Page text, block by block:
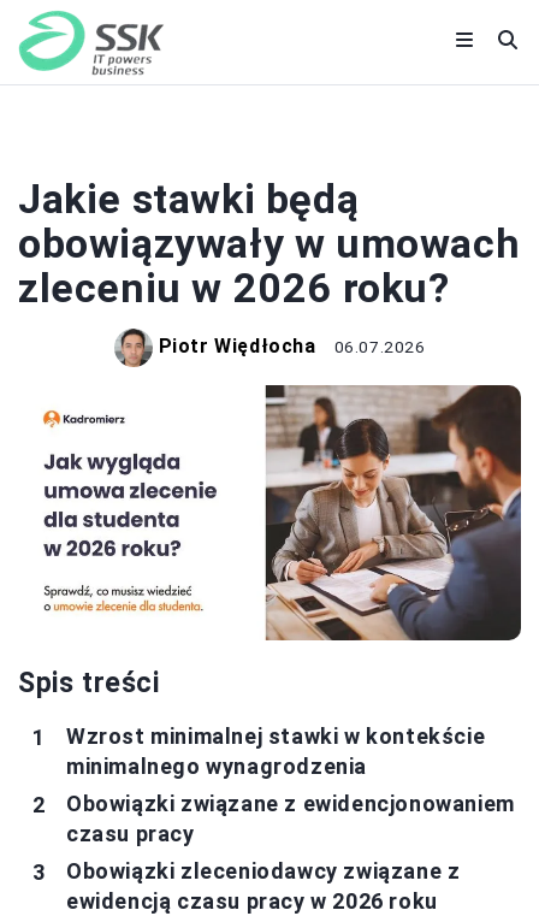
Jakie stawki będą
obowiązywały w umowach
zleceniu w 2026 roku?
Piotr Więdłocha 06.07.2026
Spis treści
Wzrost minimalnej stawki w kontekście
minimalnego wynagrodzenia
Obowiązki związane z ewidencjonowaniem
czasu pracy
Obowiązki zleceniodawcy związane z
ewidencją czasu pracy w 2026 roku